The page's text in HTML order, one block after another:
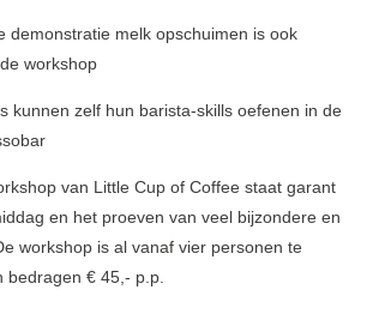
demonstratie melk opschuimen is ook
workshop
kunnen zelf hun barista-skills oefenen in de
van Little Cup of Coffee staat garant
en het proeven van veel bijzondere en
workshop is al vanaf vier personen te
bedragen € 45,- p.p.